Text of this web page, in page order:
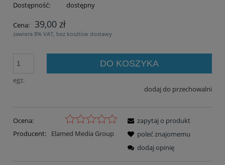
Dostępność: dostępny
Cena: 39,00 zł
zawiera 8% VAT, bez kosztów dostawy
egz.
DO KOSZYKA
dodaj do przechowalni
Ocena:
Producent:
Elamed Media Group
zapytaj o produkt
poleć znajomemu
dodaj opinię